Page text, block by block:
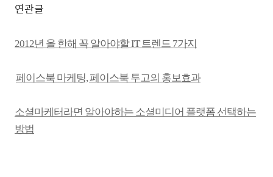
연관글
2012년 올 한해 꼭 알아야할 IT 트렌드 7가지
페이스북 마케팅, 페이스북 투고의 홍보효과
소셜마케터라면 알아야하는 소셜미디어 플랫폼 선택하는
방법